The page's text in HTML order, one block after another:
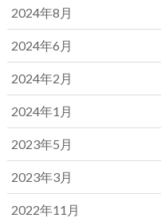
2024年8月
2024年6月
2024年2月
2024年1月
2023年5月
2023年3月
2022年11月